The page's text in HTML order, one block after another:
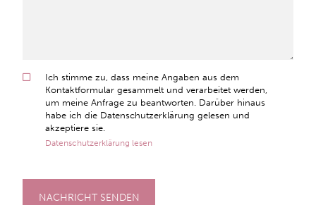
Ich stimme zu, dass meine Angaben aus dem
Kontaktformular gesammelt und verarbeitet werden,
um meine Anfrage zu beantworten. Darüber hinaus
habe ich die Datenschutzerklärung gelesen und
akzeptiere sie.
Datenschutzerklärung lesen
NACHRICHT SENDEN